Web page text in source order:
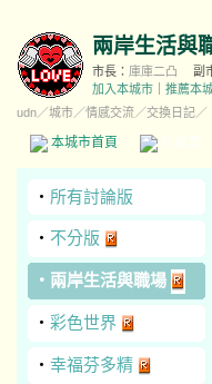
兩岸生活與
市長： 庫庫二凸 副
加入本城市
推薦本
udn／城市／情感交流／交換日記／
本城市首頁
‧ 所有討論版
‧ 不分版
‧ 兩岸生活與職場
‧ 彩色世界
‧ 幸福芬多精